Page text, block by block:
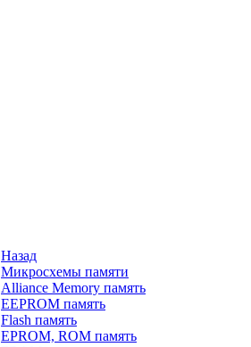
Назад
Микросхемы памяти
Alliance Memory память
EEPROM память
Flash память
EPROM, ROM память